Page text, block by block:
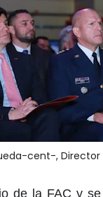
cent-,
de la FAC y